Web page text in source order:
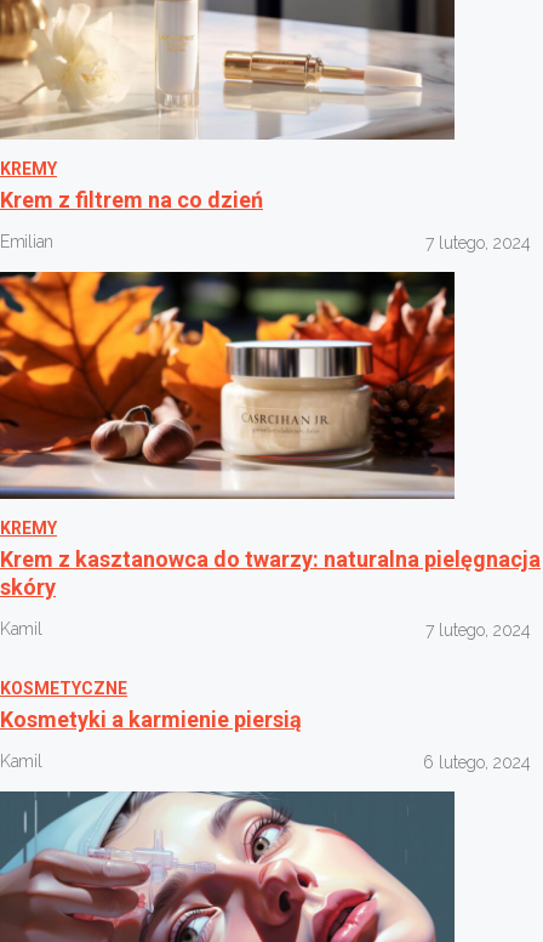
KREMY
Krem z filtrem na co dzień
Emilian 7 lutego, 2024
KREMY
Krem z kasztanowca do twarzy: naturalna pielęgnacja
skóry
Kamil 7 lutego, 2024
KOSMETYCZNE
Kosmetyki a karmienie piersią
Kamil 6 lutego, 2024